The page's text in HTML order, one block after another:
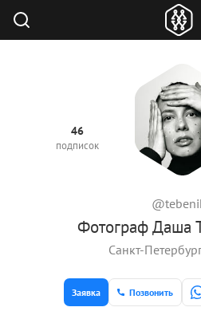
Фотограф Даша
46
подписок
Санкт-
Заявка Позвонить